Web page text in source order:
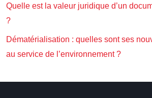
Quelle est la valeur juridique d’un
?
Dématérialisation : quelles sont ses
au service de l’environnement ?